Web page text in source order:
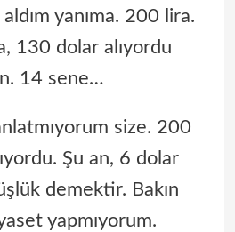
yanıma. 200 lira.
130 dolar alıyordu
14 sene…
size. 200
Şu an, 6 dolar
demektir. Bakın
yapmıyorum.